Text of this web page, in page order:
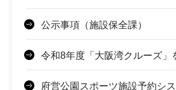
公示事項（施設保全課）
令和8年度「大阪湾クルーズ」
府営公園スポーツ施設予約シ